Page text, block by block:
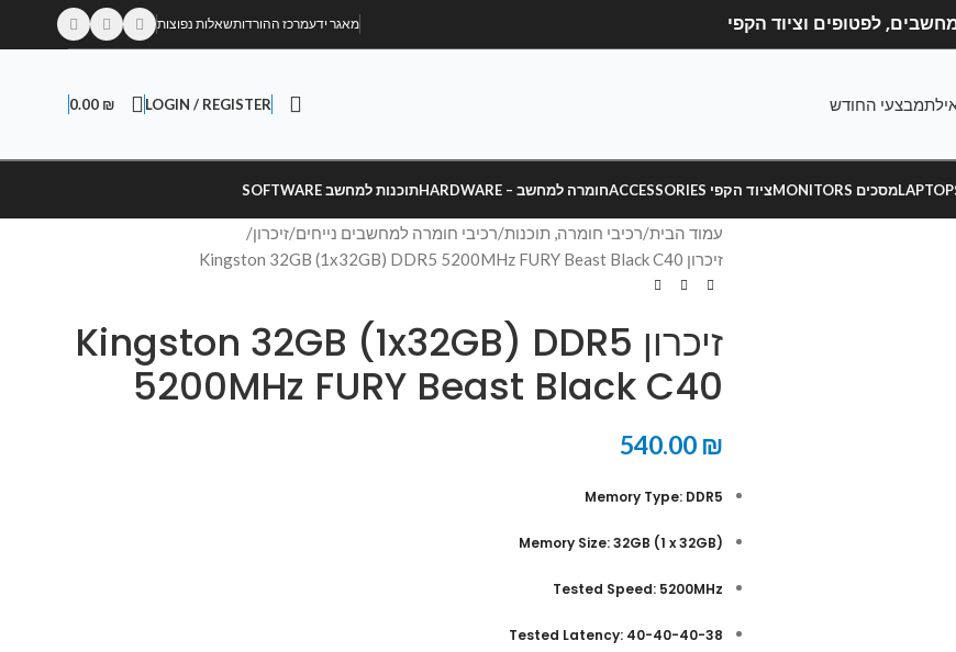
מאגר ידעמרכז ההורדותשאלות נפוצות
מבצעי החודש LOGIN / REGISTER
0.00 ₪
מסכים MONITORS ציוד הקפי ACCESSORIES חומרה למחשב – HARDWARE תוכנות למחשב SOFTWARE
עמוד הבית רכיבי חומרה, תוכנות רכיבי חומרה למחשבים נייחים זיכרון
זיכרון Kingston 32GB (1x32GB) DDR5 5200MHz FURY Beast Black C40
זיכרון Kingston 32GB (1x32GB) DDR5
5200MHz FURY Beast Black C40
540.00 ₪
Memory Type: DDR5
(Memory Size: 32GB (1 x 32GB
Tested Speed: 5200MHz
Tested Latency: 40-40-40-38